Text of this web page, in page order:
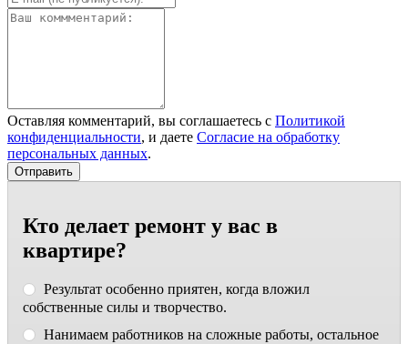
Оставляя комментарий, вы соглашаетесь с Политикой
конфиденциальности, и даете Согласие на обработку
персональных данных.
Кто делает ремонт у вас в
квартире?
Результат особенно приятен, когда вложил
собственные силы и творчество.
Нанимаем работников на сложные работы, остальное